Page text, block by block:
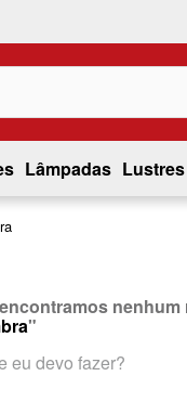
Lâmpadas Lustres
"
eu devo fazer?